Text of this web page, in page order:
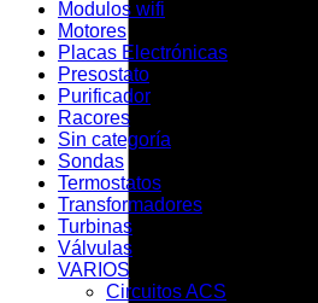
Modulos wifi
Motores
Placas Electrónicas
Presostato
Purificador
Racores
Sin categoría
Sondas
Termostatos
Transformadores
Turbinas
Válvulas
VARIOS
Circuitos ACS